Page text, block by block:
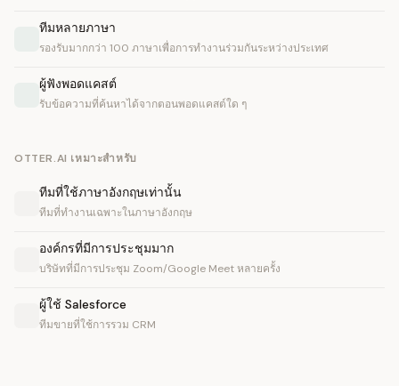
ทีมหลายภาษา
รองรับมากกว่า 100 ภาษาเพื่อการทำงานร่วมกันระหว่างประเทศ
ผู้ฟังพอดแคสต์
รับข้อความที่ค้นหาได้จากตอนพอดแคสต์ใด ๆ
OTTER.AI เหมาะสำหรับ
ทีมที่ใช้ภาษาอังกฤษเท่านั้น
ทีมที่ทำงานเฉพาะในภาษาอังกฤษ
องค์กรที่มีการประชุมมาก
บริษัทที่มีการประชุม Zoom/Google Meet หลายครั้ง
ผู้ใช้ Salesforce
ทีมขายที่ใช้การรวม CRM